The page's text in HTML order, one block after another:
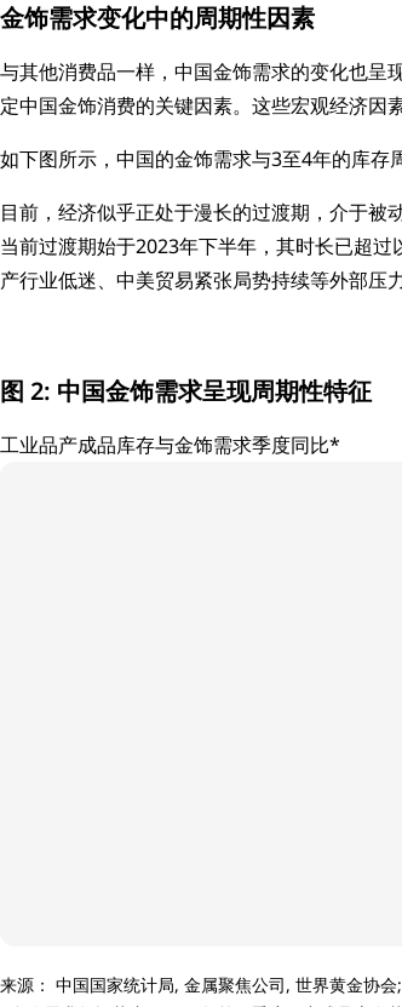
金饰需求变化中的周期性因素
与其他消费品一样，中国金饰需求的变化也呈
定中国金饰消费的关键因素。这些宏观经济因
如下图所示，中国的金饰需求与3至4年的库存
目前，经济似乎正处于漫长的过渡期，介于被
当前过渡期始于2023年下半年，其时长已超
产行业低迷、中美贸易紧张局势持续等外部压力
图 2: 中国金饰需求呈现周期性特征
工业品产成品库存与金饰需求季度同比*
来源： 中国国家统计局, 金属聚焦公司, 世界黄金协会;